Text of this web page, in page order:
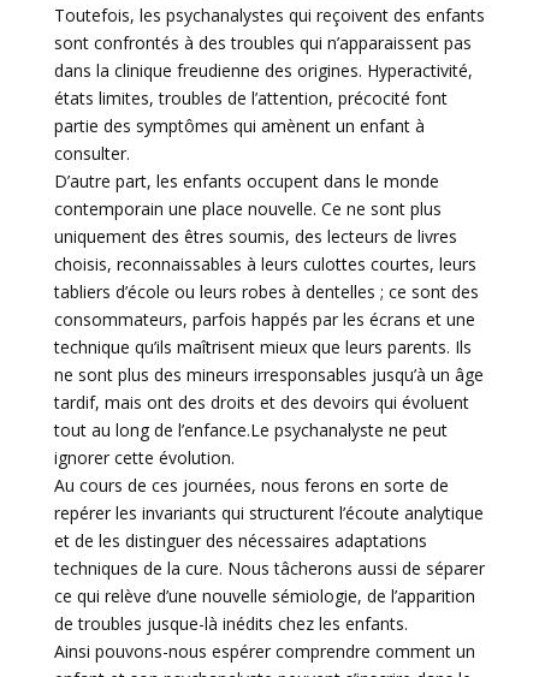
Toutefois, les psychanalystes qui reçoivent des enfants
sont confrontés à des troubles qui n’apparaissent pas
dans la clinique freudienne des origines. Hyperactivité,
états limites, troubles de l’attention, précocité font
partie des symptômes qui amènent un enfant à
consulter.
D’autre part, les enfants occupent dans le monde
contemporain une place nouvelle. Ce ne sont plus
uniquement des êtres soumis, des lecteurs de livres
choisis, reconnaissables à leurs culottes courtes, leurs
tabliers d’école ou leurs robes à dentelles ; ce sont des
consommateurs, parfois happés par les écrans et une
technique qu’ils maîtrisent mieux que leurs parents. Ils
ne sont plus des mineurs irresponsables jusqu’à un âge
tardif, mais ont des droits et des devoirs qui évoluent
tout au long de l’enfance.Le psychanalyste ne peut
ignorer cette évolution.
Au cours de ces journées, nous ferons en sorte de
repérer les invariants qui structurent l’écoute analytique
et de les distinguer des nécessaires adaptations
techniques de la cure. Nous tâcherons aussi de séparer
ce qui relève d’une nouvelle sémiologie, de l’apparition
de troubles jusque-là inédits chez les enfants.
Ainsi pouvons-nous espérer comprendre comment un